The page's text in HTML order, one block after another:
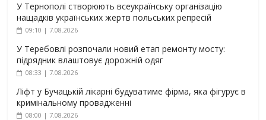
У Тернополі створюють всеукраїнську організацію
нащадків українських жертв польських репресій
09:10 | 7.08.2026
У Теребовлі розпочали новий етап ремонту мосту:
підрядник влаштовує дорожній одяг
08:33 | 7.08.2026
Ліфт у Бучацькій лікарні будуватиме фірма, яка фігурує в
кримінальному провадженні
08:00 | 7.08.2026